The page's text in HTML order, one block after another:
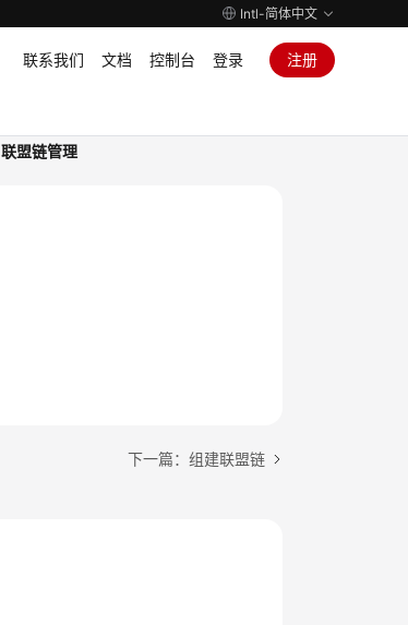
Intl-简体中文
联系我们 文档 控制台 登录 注册
联盟链管理
下一篇：组建联盟链